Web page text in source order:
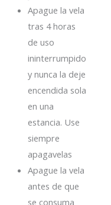
Apague la vela
tras 4 horas
de uso
ininterrumpido
y nunca la deje
encendida sola
en una
estancia. Use
siempre
apagavelas
Apague la vela
antes de que
se consuma